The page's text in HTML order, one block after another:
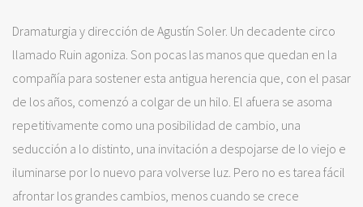
Dramaturgia y dirección de Agustín Soler. Un decadente circo
llamado Ruin agoniza. Son pocas las manos que quedan en la
compañía para sostener esta antigua herencia que, con el pasar
de los años, comenzó a colgar de un hilo. El afuera se asoma
repetitivamente como una posibilidad de cambio, una
seducción a lo distinto, una invitación a despojarse de lo viejo e
iluminarse por lo nuevo para volverse luz. Pero no es tarea fácil
afrontar los grandes cambios, menos cuando se crece